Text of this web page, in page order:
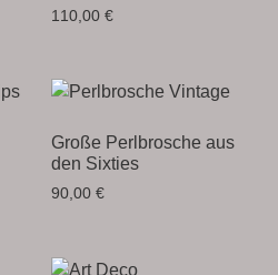
110,00 €
Große Perlbrosche aus
den Sixties
90,00 €